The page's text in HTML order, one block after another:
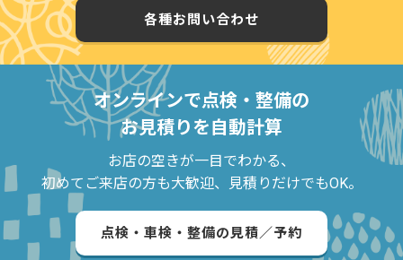
各種お問い合わせ
オンラインで点検・整備の
お見積りを自動計算
お店の空きが一目でわかる、
初めてご来店の方も大歓迎、見積りだけでもOK。
点検・車検・整備の見積／予約